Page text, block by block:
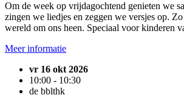
Om de week op vrijdagochtend genieten we
zingen we liedjes en zeggen we versjes op.
wereld om ons heen. Speciaal voor kinderen
Meer informatie
vr 16 okt 2026
10:00 - 10:30
de bblthk